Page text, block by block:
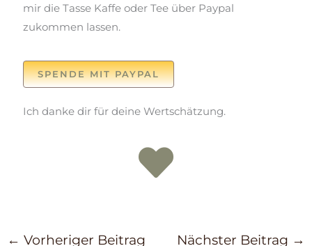
mir die Tasse Kaffe oder Tee über Paypal
zukommen lassen.
SPENDE MIT PAYPAL
Ich danke dir für deine Wertschätzung.
← Vorheriger Beitrag Nächster Beitrag →